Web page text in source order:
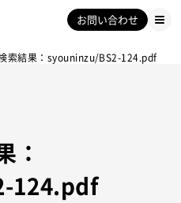
お問い合わせ
索結果：syouninzu/BS2-124.pdf
：
124.pdf